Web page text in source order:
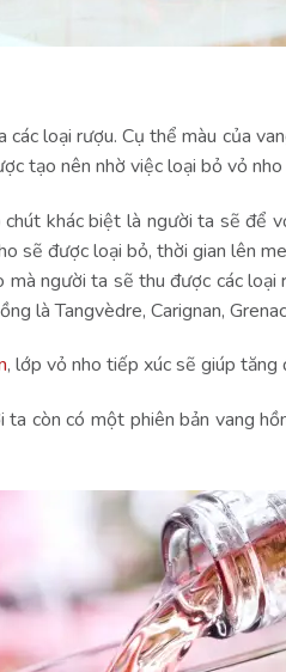
loại rượu. Cụ thể màu của
tạo nên nhờ việc loại bỏ vỏ
khác biệt là người ta sẽ để
sẽ được loại bỏ, thời gian lên
người ta sẽ thu được các loại
là Tangvèdre, Carignan,
, lớp vỏ nho tiếp xúc sẽ giúp tăng
còn có một phiên bản vang